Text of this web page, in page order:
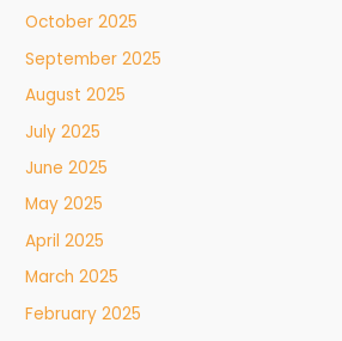
October 2025
September 2025
August 2025
July 2025
June 2025
May 2025
April 2025
March 2025
February 2025